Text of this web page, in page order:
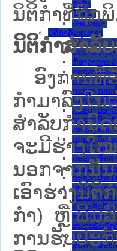
ຄໍາສັ່ງ
ຂໍ້ຕົກລົງ
ຄໍາແນະນໍາ
ນິຕິກໍາຂັ້ນສູນກາງ
ຫ້ອງວ່າການ
ສະພາແຫ່ງຊ
ຫ້ອງວ່າການ
ກະຊວງ ກະສິ
ກະຊວງ ການ
ກະຊວງ ການ
ກະຊວງ ຍຸຕິທໍາ
ກະຊວງ ປ້ອງ
ກະຊວງ ປ້ອງ
ກະຊວງ ພາຍ
ກະຊວງ ວັດທ
ກະຊວງ ສາທ
ກະຊວງ ສຶກສ
ກະຊວງ ອຸດສ
ກະຊວງ ເຕັກ
ກະຊວງ ແຮງ
ກະຊວງ ໂຍທ
ຄະນະຈັດຕັ້ງ
ທະນາຄານແ
ສະຫະພັນນັກ
ສານປະຊາຊົ
ສູນກາງ ສະຫ
ນິຕິກຳທີ່ຖືກ
ນິຕິກຳສຳລັ
ອົງການທີ່ຮັ
ກຳມາລົງໃ
ສໍາລັບກໍານົ
ຈະມີຮ່າງໃ
ນອກຈາກນັ້
ເອົາຮ່າງນິຕິ
ກຳ) ຫຼື ພິມລົ
ການຮັບປະ